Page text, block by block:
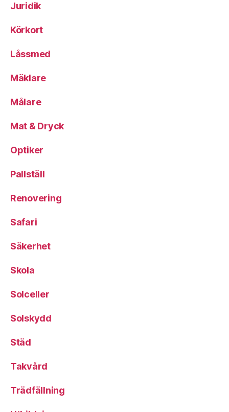
Juridik
Körkort
Låssmed
Mäklare
Målare
Mat & Dryck
Optiker
Pallställ
Renovering
Safari
Säkerhet
Skola
Solceller
Solskydd
Städ
Takvård
Trädfällning